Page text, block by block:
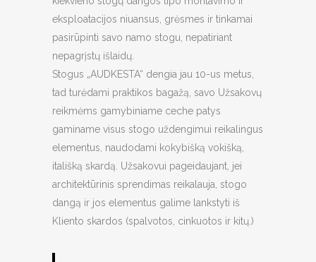
eksploatacijos niuansus, grėsmes ir tinkamai
pasirūpinti savo namo stogu, nepatiriant
nepagrįstų išlaidų.
Stogus „AUDKESTA“ dengia jau 10-us metus,
tad turėdami praktikos bagažą, savo Užsakovų
reikmėms gamybiniame ceche patys
gaminame visus stogo uždengimui reikalingus
elementus, naudodami kokybišką vokišką,
itališką skardą. Užsakovui pageidaujant, jei
architektūrinis sprendimas reikalauja, stogo
dangą ir jos elementus galime lankstyti iš
Kliento skardos (spalvotos, cinkuotos ir kitų.)